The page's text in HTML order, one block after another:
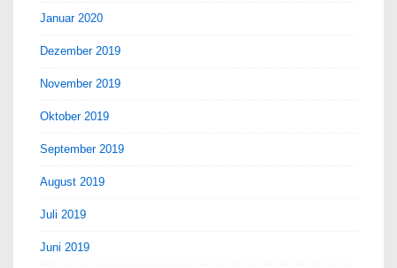
Januar 2020
Dezember 2019
November 2019
Oktober 2019
September 2019
August 2019
Juli 2019
Juni 2019